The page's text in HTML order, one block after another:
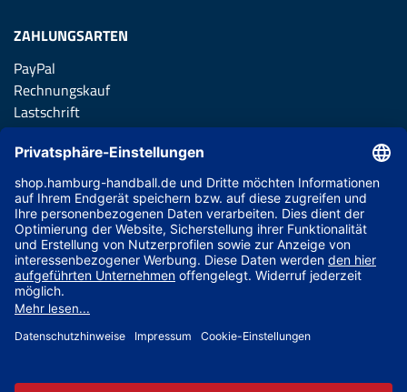
ZAHLUNGSARTEN
PayPal
Rechnungskauf
Lastschrift
Kreditkarte
Apple Pay
Vorkasse
ABONNIERE JETZT DEN KOSTENLOSEN HSVH FANSHOP
NEWSLETTER UND VERPASSE KEINE NEUIGKEIT ODER
AKTION MEHR.
JETZT ANMELDEN